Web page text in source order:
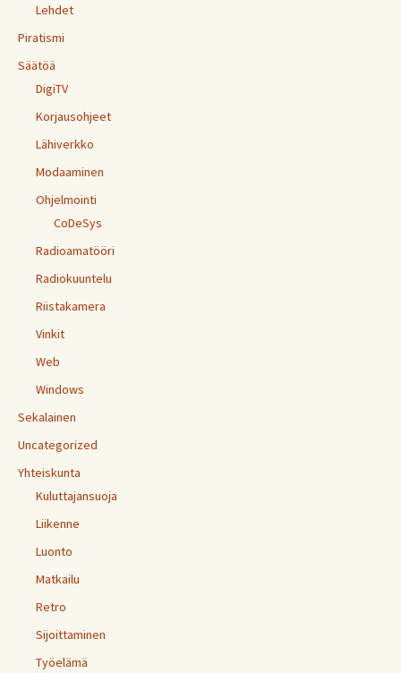
Lehdet
Piratismi
Säätöä
DigiTV
Korjausohjeet
Lähiverkko
Modaaminen
Ohjelmointi
CoDeSys
Radioamatööri
Radiokuuntelu
Riistakamera
Vinkit
Web
Windows
Sekalainen
Uncategorized
Yhteiskunta
Kuluttajansuoja
Liikenne
Luonto
Matkailu
Retro
Sijoittaminen
Työelämä